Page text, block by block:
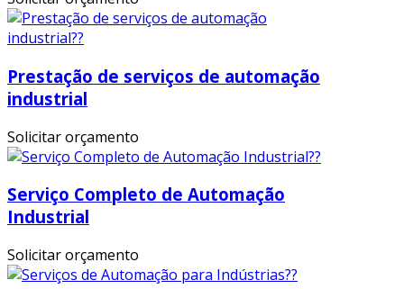
Prestação de serviços de automação
industrial
Solicitar orçamento
Serviço Completo de Automação
Industrial
Solicitar orçamento